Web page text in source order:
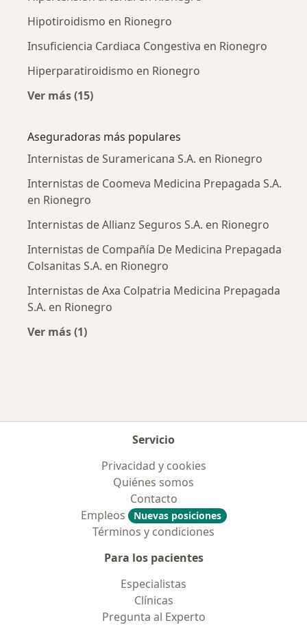
Hipotiroidismo en Rionegro
Insuficiencia Cardiaca Congestiva en Rionegro
Hiperparatiroidismo en Rionegro
Ver más (15)
Aseguradoras más populares
Internistas de Suramericana S.A. en Rionegro
Internistas de Coomeva Medicina Prepagada S.A.
en Rionegro
Internistas de Allianz Seguros S.A. en Rionegro
Internistas de Compañía De Medicina Prepagada
Colsanitas S.A. en Rionegro
Internistas de Axa Colpatria Medicina Prepagada
S.A. en Rionegro
Ver más (1)
Servicio
Privacidad y cookies
Quiénes somos
Contacto
Empleos
Nuevas posiciones
Términos y condiciones
Para los pacientes
Especialistas
Clínicas
Pregunta al Experto